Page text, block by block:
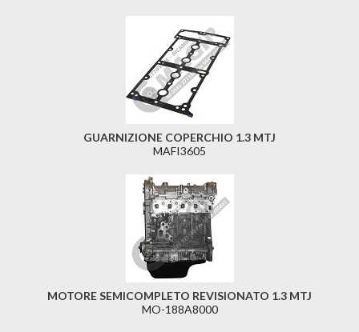
GUARNIZIONE COPERCHIO 1.3 MTJ
MAFI3605
MOTORE SEMICOMPLETO REVISIONATO 1.3 MTJ
MO-188A8000